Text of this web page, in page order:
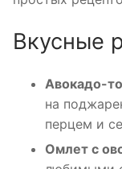
Вкусные
Авокадо-
на
перцем и
Омлет с